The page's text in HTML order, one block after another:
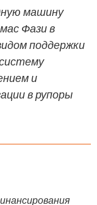
машину
Фази в
поддержки
и
в рупоры